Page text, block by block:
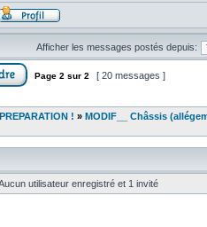
Afficher les messages postés depuis:
Page 2 sur 2 [ 20 messages ]
! » MODIF__ Châssis
utilisateur enregistré et 1 invité